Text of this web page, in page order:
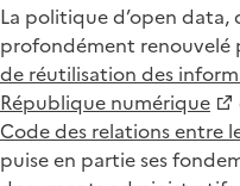
La politique d’open data,
profondément renouvelé
de réutilisation des
République numérique
Code des relations entre
puise en partie ses